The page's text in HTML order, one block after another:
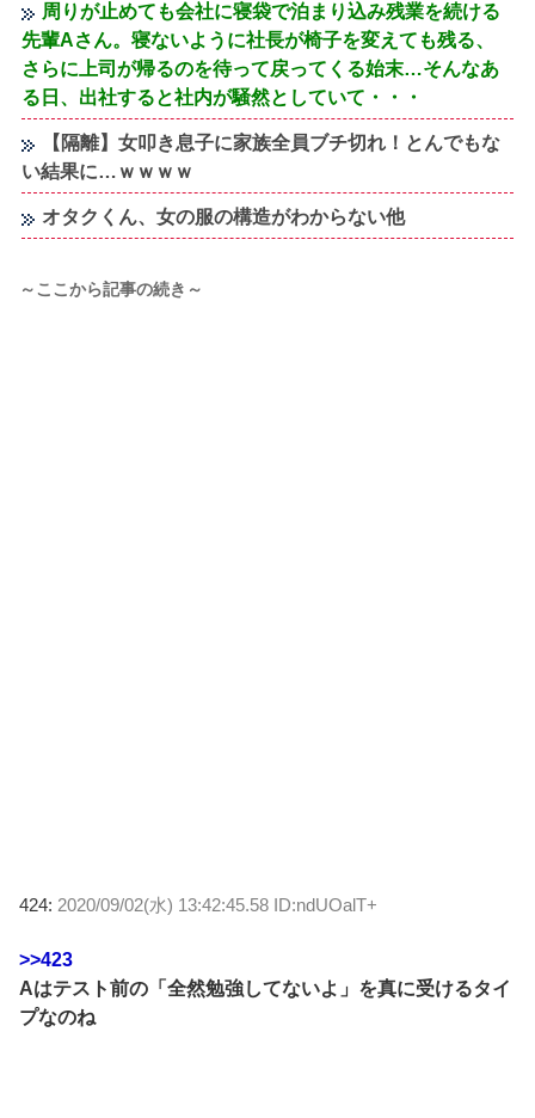
周りが止めても会社に寝袋で泊まり込み残業を続ける
先輩Aさん。寝ないように社長が椅子を変えても残る、
さらに上司が帰るのを待って戻ってくる始末…そんなあ
る日、出社すると社内が騒然としていて・・・
【隔離】女叩き息子に家族全員ブチ切れ！とんでもな
い結果に…ｗｗｗｗ
オタクくん、女の服の構造がわからない他
～ここから記事の続き～
424: 2020/09/02(水) 13:42:45.58 ID:ndUOalT+
>>423
Aはテスト前の「全然勉強してないよ」を真に受けるタイ
プなのね